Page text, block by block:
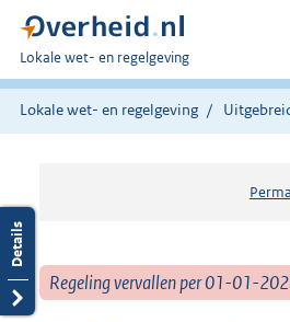
U
bent
hier:
Lokale wet- en regelgeving
Lokale wet- en regelgeving
Regeling vervallen per 01-01-